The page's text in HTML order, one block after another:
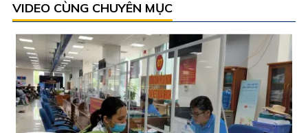
VIDEO CÙNG CHUYÊN MỤC